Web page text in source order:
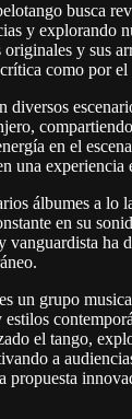
busca
y explorando
y sus
como por
diversos
en el
una
álbumes a lo
en su
vanguardista ha
un grupo
el tango,
a
propuesta